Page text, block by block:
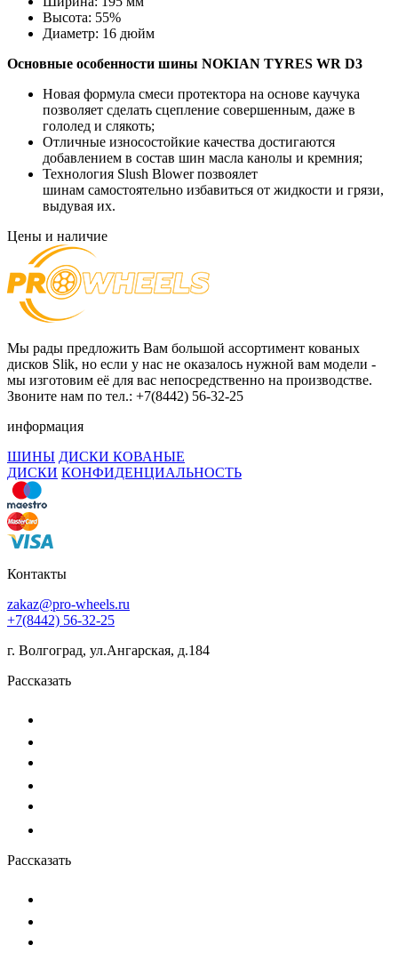
Высота: 55%
Диаметр: 16 дюйм
Основные особенности шины NOKIAN TYRES WR D3
Новая формула смеси протектора на основе каучука
позволяет сделать сцепление совершенным, даже в
гололед и слякоть;
Отличные износостойкие качества достигаются
добавлением в состав шин масла канолы и кремния;
Технология Slush Blower позвоялет
шинам самостоятельно избавиться от жидкости и грязи,
выдувая их.
Цены и наличие
Мы рады предложить Вам большой ассортимент кованых
дисков Slik, но если у нас не оказалось нужной вам модели -
мы изготовим её для вас непосредственно на производстве.
Звоните нам по тел.: +7(8442) 56-32-25
информация
ШИНЫ ДИСКИ КОВАНЫЕ
ДИСКИ КОНФИДЕНЦИАЛЬНОСТЬ
Контакты
zakaz@pro-wheels.ru
+7(8442) 56-32-25
г. Волгоград, ул.Ангарская, д.184
Рассказать
Рассказать